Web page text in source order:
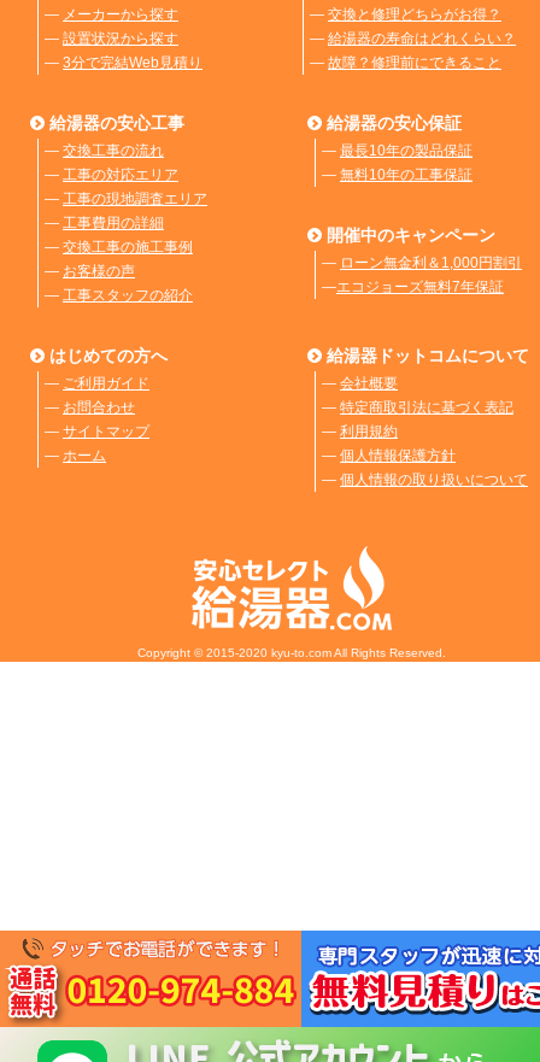
― メーカーから探す
― 設置状況から探す
― 3分で完結Web見積り
― 交換と修理どちらがお得？
― 給湯器の寿命はどれくらい？
― 故障？修理前にできること
給湯器の安心工事
― 交換工事の流れ
― 工事の対応エリア
― 工事の現地調査エリア
― 工事費用の詳細
― 交換工事の施工事例
― お客様の声
― 工事スタッフの紹介
給湯器の安心保証
― 最長10年の製品保証
― 無料10年の工事保証
開催中のキャンペーン
― ローン無金利＆1,000円割引
―エコジョーズ無料7年保証
はじめての方へ
― ご利用ガイド
― お問合わせ
― サイトマップ
― ホーム
給湯器ドットコムについて
― 会社概要
― 特定商取引法に基づく表記
― 利用規約
― 個人情報保護方針
― 個人情報の取り扱いについて
Copyright © 2015-2020 kyu-to.com All Rights Reserved.